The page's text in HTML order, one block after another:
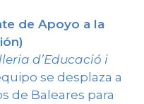
de Apoyo a la
d’Educació i
se desplaza a
de Baleares para